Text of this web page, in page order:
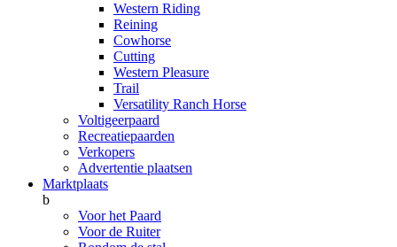
Western Riding
Reining
Cowhorse
Cutting
Western Pleasure
Trail
Versatility Ranch Horse
Voltigeerpaard
Recreatiepaarden
Verkopers
Advertentie plaatsen
Marktplaats
b
Voor het Paard
Voor de Ruiter